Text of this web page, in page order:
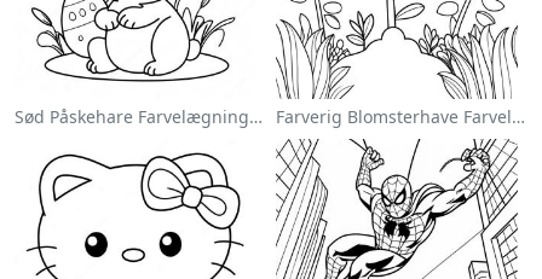
Sød Påskehare Farvelægningsside Farverig Blomsterhave Farvelægningsside